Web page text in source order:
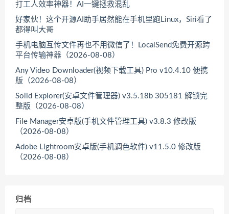
打工人效率神器！AI一键拯救混乱
好家伙！这个开源AI助手居然能在手机里跑Linux，Siri看了
都得叫大哥
手机电脑互传文件再也不用微信了！LocalSend免费开源跨
平台传输神器（2026-08-08）
Any Video Downloader(视频下载工具) Pro v10.4.10 便携
版（2026-08-08）
Solid Explorer(安卓文件管理器) v3.5.18b 305181 解锁完
整版（2026-08-08）
File Manager安卓版(手机文件管理工具) v3.8.3 修改版
（2026-08-08）
Adobe Lightroom安卓版(手机调色软件) v11.5.0 修改版
（2026-08-08）
归档